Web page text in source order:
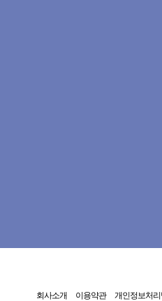
회사소개 이용약관 개인정보처리